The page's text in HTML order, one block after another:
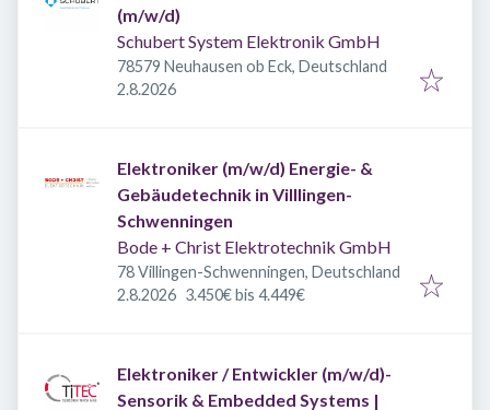
(m/w/d)
Schubert System Elektronik GmbH
78579 Neuhausen ob Eck, Deutschland
Veröffentlicht
2.8.2026
Elektroniker (m/w/d) Energie- &
Gebäudetechnik in Villlingen-
Schwenningen
Bode + Christ Elektrotechnik GmbH
78 Villingen-Schwenningen, Deutschland
Veröffentlicht:
2.8.2026 3.450€ bis 4.449€
Elektroniker / Entwickler (m/w/d)-
Sensorik & Embedded Systems |